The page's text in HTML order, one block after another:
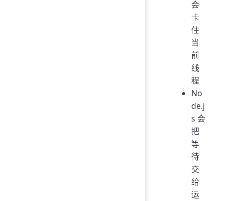
会
卡
住
当
前
线
程
No
de.j
s 会
把
等
待
交
给
运